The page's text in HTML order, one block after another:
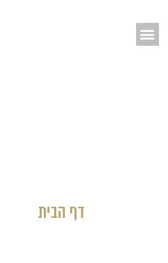
דף הבית